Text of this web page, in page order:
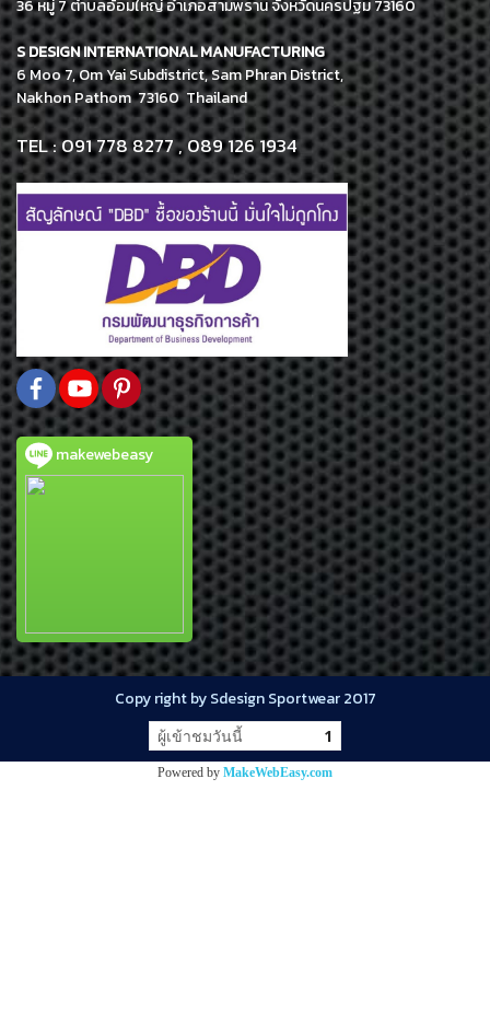
36 หมู่ 7 ตำบลอ้อมใหญ่ อำเภอสามพราน จังหวัดนครปฐม 73160
S DESIGN INTERNATIONAL MANUFACTURING
6 Moo 7, Om Yai Subdistrict, Sam Phran District,
Nakhon Pathom 73160 Thailand
TEL : 091 778 8277 , 089 126 1934
makewebeasy
Copy right by Sdesign Sportwear 2017
ผู้เข้าชมวันนี้ 1
Powered by MakeWebEasy.com